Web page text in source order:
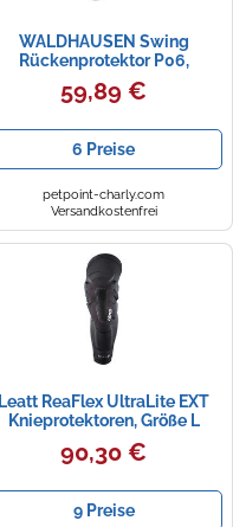
WALDHAUSEN Swing
Rückenprotektor P06,
schwarz, Gr. Erw. S
59,89 €
6 Preise
petpoint-charly.com
Versandkostenfrei
Leatt ReaFlex UltraLite EXT
Knieprotektoren, Größe L
90,30 €
9 Preise